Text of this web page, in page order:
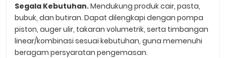
Segala Kebutuhan.Mendukung produk cair, pasta,
bubuk, dan butiran. Dapat dilengkapi dengan pompa
piston, auger ulir, takaran volumetrik, serta timbangan
linear/kombinasi sesuai kebutuhan, guna memenuhi
beragam persyaratan pengemasan.